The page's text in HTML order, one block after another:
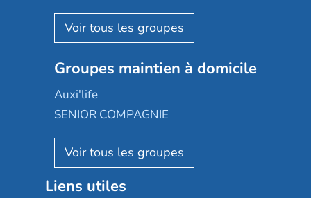
Aquarelia
Nexity edenea
Les jardins d'Arcadie
Occitalia
Appartseniors
Reseda
Stella management
Les villages d'or
Korian
Emera
Groupe SOS
Le Noble Âge
Almage
Résidalya
Groupe aplus
Groupes maintien à domicile
Auxi'life
SENIOR COMPAGNIE
AGE D'OR Services
Liens utiles